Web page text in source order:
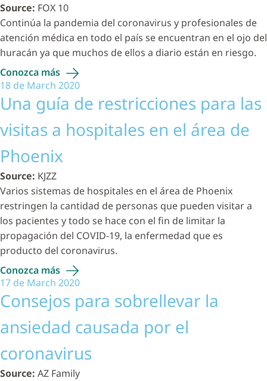
Source: FOX 10
Continúa la pandemia del coronavirus y profesionales de
atención médica en todo el país se encuentran en el ojo del
huracán ya que muchos de ellos a diario están en riesgo.
Conozca más
18 de March 2020
Una guía de restricciones para las
visitas a hospitales en el área de
Phoenix
Source: KJZZ
Varios sistemas de hospitales en el área de Phoenix
restringen la cantidad de personas que pueden visitar a
los pacientes y todo se hace con el fin de limitar la
propagación del COVID-19, la enfermedad que es
producto del coronavirus.
Conozca más
17 de March 2020
Consejos para sobrellevar la
ansiedad causada por el
coronavirus
Source: AZ Family